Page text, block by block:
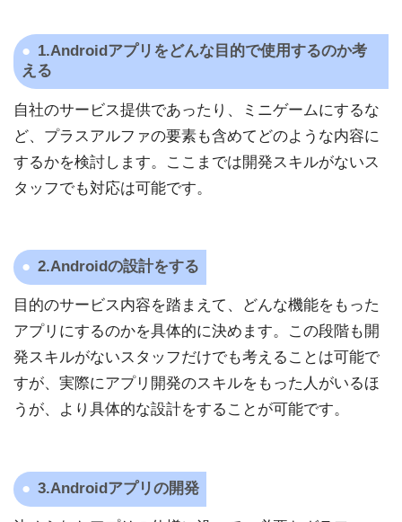
1.Androidアプリをどんな目的で使用するのか考
える
自社のサービス提供であったり、ミニゲームにするな
ど、プラスアルファの要素も含めてどのような内容に
するかを検討します。ここまでは開発スキルがないス
タッフでも対応は可能です。
2.Androidの設計をする
目的のサービス内容を踏まえて、どんな機能をもった
アプリにするのかを具体的に決めます。この段階も開
発スキルがないスタッフだけでも考えることは可能で
すが、実際にアプリ開発のスキルをもった人がいるほ
うが、より具体的な設計をすることが可能です。
3.Androidアプリの開発